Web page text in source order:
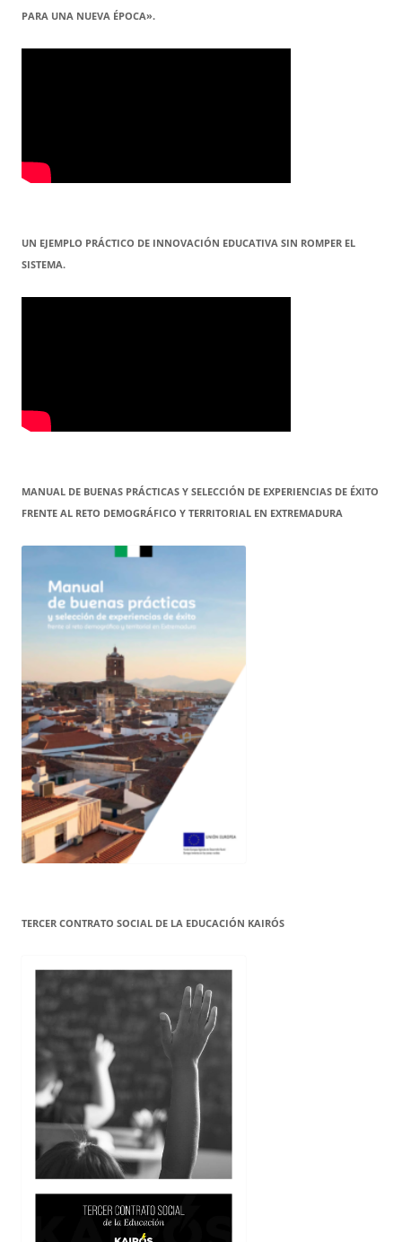
PARA UNA NUEVA ÉPOCA».
UN EJEMPLO PRÁCTICO DE INNOVACIÓN EDUCATIVA SIN ROMPER EL
SISTEMA.
MANUAL DE BUENAS PRÁCTICAS Y SELECCIÓN DE EXPERIENCIAS DE ÉXITO
FRENTE AL RETO DEMOGRÁFICO Y TERRITORIAL EN EXTREMADURA
TERCER CONTRATO SOCIAL DE LA EDUCACIÓN KAIRÓS